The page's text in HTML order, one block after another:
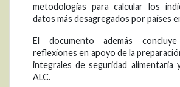
metodologías para calcular los
datos más desagregados por países
El documento además
reflexiones en apoyo de la
integrales de seguridad alimentaria
ALC.